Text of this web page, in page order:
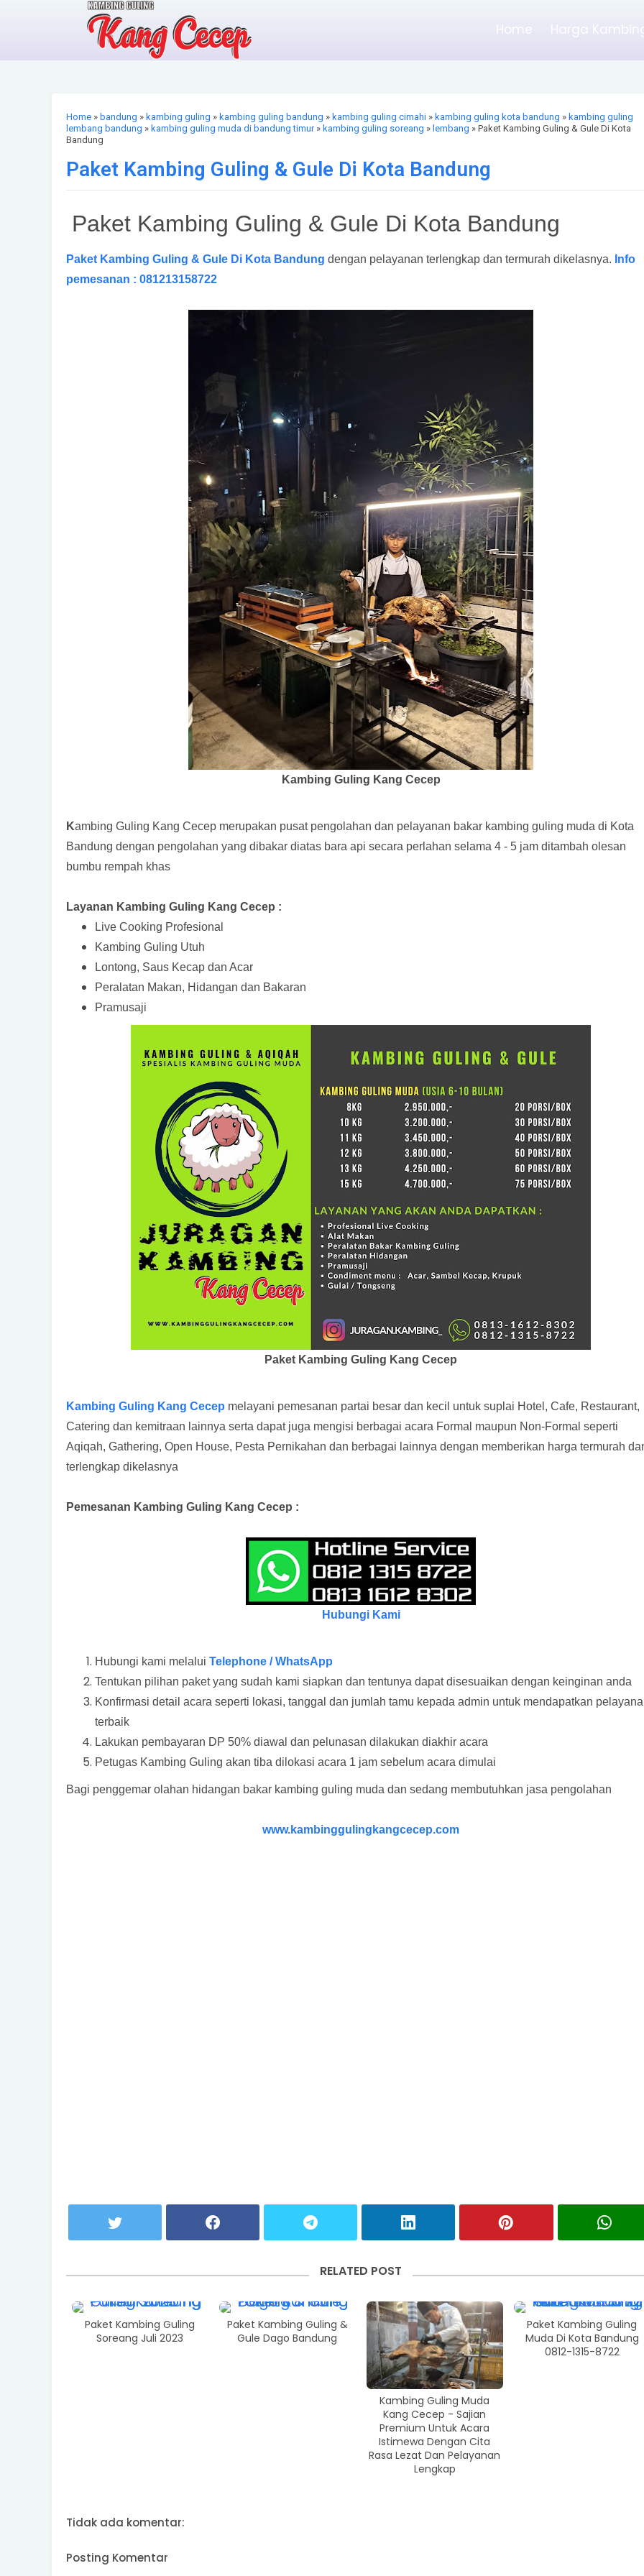
Home Harga
Home » bandung » kambing guling » kambing guling bandung » kambing guling cimahi » kambing guling kota bandung » kambing guling
lembang bandung » kambing guling muda di bandung timur» kambing guling soreang » lembang » Paket Kambing Guling & Gule Di Kota
Bandung
Paket Kambing Guling & Gule Di Kota Bandung
Paket Kambing Guling & Gule Di Kota Bandung
Paket Kambing Guling & Gule Di Kota Bandung dengan pelayanan terlengkap dan termurah dikelasnya. Info
pemesanan : 081213158722
Kambing Guling Kang Cecep
Kambing Guling Kang Cecep merupakan pusat pengolahan dan pelayanan bakar kambing guling muda di Kota
Bandung dengan pengolahan yang dibakar diatas bara api secara perlahan selama 4 - 5 jam ditambah olesan
bumbu rempah khas
Layanan Kambing Guling Kang Cecep :
Live Cooking Profesional
Kambing Guling Utuh
Lontong, Saus Kecap dan Acar
Peralatan Makan, Hidangan dan Bakaran
Pramusaji
Paket Kambing Guling Kang Cecep
Kambing Guling Kang Cecep melayani pemesanan partai besar dan kecil untuk suplai Hotel, Cafe, Restaurant,
Catering dan kemitraan lainnya serta dapat juga mengisi berbagai acara Formal maupun Non-Formal seperti
Aqiqah, Gathering, Open House, Pesta Pernikahan dan berbagai lainnya dengan memberikan harga termurah
terlengkap dikelasnya
Pemesanan Kambing Guling Kang Cecep :
Hubungi Kami
Hubungi kami melalui Telephone / WhatsApp
Tentukan pilihan paket yang sudah kami siapkan dan tentunya dapat disesuaikan dengan keinginan anda
Konfirmasi detail acara seperti lokasi, tanggal dan jumlah tamu kepada admin untuk mendapatkan
terbaik
Lakukan pembayaran DP 50% diawal dan pelunasan dilakukan diakhir acara
Petugas Kambing Guling akan tiba dilokasi acara 1 jam sebelum acara dimulai
Bagi penggemar olahan hidangan bakar kambing guling muda dan sedang membutuhkan jasa pengolahan
www.kambinggulingkangcecep.com
RELATED POST
Paket Kambing Guling
Soreang Juli 2023
Paket Kambing Guling &
Gule Dago Bandung
Kambing Guling Muda
Kang Cecep - Sajian
Premium Untuk Acara
Istimewa Dengan Cita
Rasa Lezat Dan Pelayanan
Lengkap
Paket Kambing Guling
Muda Di Kota Bandung
0812-1315-8722
Tidak ada komentar:
Posting Komentar